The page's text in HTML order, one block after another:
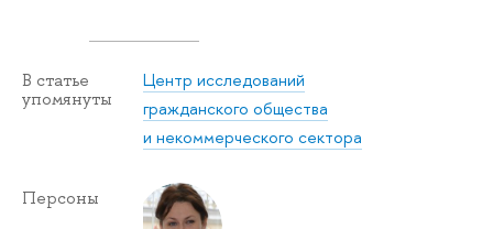
В статье
упомянуты
Центр исследований
гражданского общества
и некоммерческого сектора
Персоны